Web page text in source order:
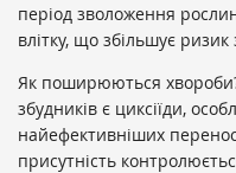
період зволоження
влітку, що збільшує
Як поширюються
збудників є циксіїди,
найефективніших
присутність